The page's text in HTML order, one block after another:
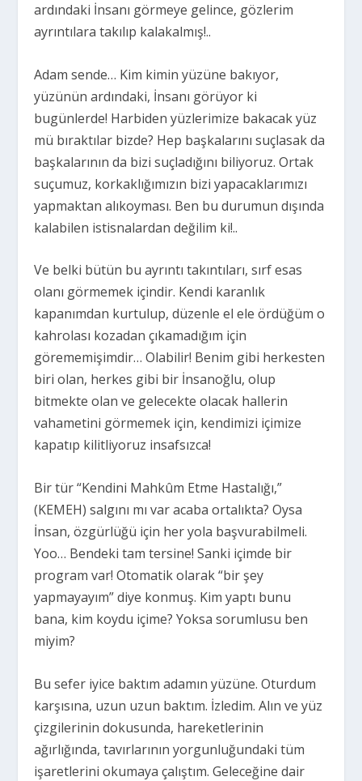
ardındaki İnsanı görmeye gelince, gözlerim
ayrıntılara takılıp kalakalmış!..
Adam sende… Kim kimin yüzüne bakıyor,
yüzünün ardındaki, İnsanı görüyor ki
bugünlerde! Harbiden yüzlerimize bakacak yüz
mü bıraktılar bizde? Hep başkalarını suçlasak da
başkalarının da bizi suçladığını biliyoruz. Ortak
suçumuz, korkaklığımızın bizi yapacaklarımızı
yapmaktan alıkoyması. Ben bu durumun dışında
kalabilen istisnalardan değilim ki!..
Ve belki bütün bu ayrıntı takıntıları, sırf esas
olanı görmemek içindir. Kendi karanlık
kapanımdan kurtulup, düzenle el ele ördüğüm o
kahrolası kozadan çıkamadığım için
görememişimdir… Olabilir! Benim gibi herkesten
biri olan, herkes gibi bir İnsanoğlu, olup
bitmekte olan ve gelecekte olacak hallerin
vahametini görmemek için, kendimizi içimize
kapatıp kilitliyoruz insafsızca!
Bir tür “Kendini Mahkûm Etme Hastalığı,”
(KEMEH) salgını mı var acaba ortalıkta? Oysa
İnsan, özgürlüğü için her yola başvurabilmeli.
Yoo… Bendeki tam tersine! Sanki içimde bir
program var! Otomatik olarak “bir şey
yapmayayım” diye konmuş. Kim yaptı bunu
bana, kim koydu içime? Yoksa sorumlusu ben
miyim?
Bu sefer iyice baktım adamın yüzüne. Oturdum
karşısına, uzun uzun baktım. İzledim. Alın ve yüz
çizgilerinin dokusunda, hareketlerinin
ağırlığında, tavırlarının yorgunluğundaki tüm
işaretlerini okumaya çalıştım. Geleceğine dair